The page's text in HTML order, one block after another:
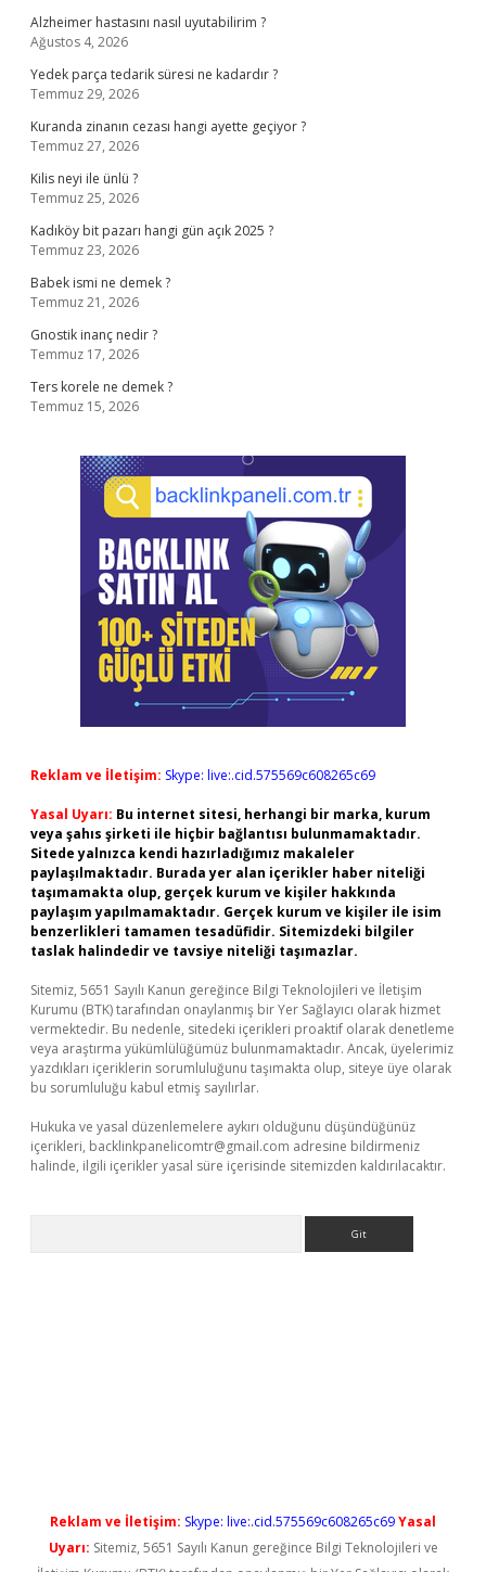
Alzheimer hastasını nasıl uyutabilirim ?
Ağustos 4, 2026
Yedek parça tedarik süresi ne kadardır ?
Temmuz 29, 2026
Kuranda zinanın cezası hangi ayette geçiyor ?
Temmuz 27, 2026
Kilis neyi ile ünlü ?
Temmuz 25, 2026
Kadıköy bit pazarı hangi gün açık 2025 ?
Temmuz 23, 2026
Babek ismi ne demek ?
Temmuz 21, 2026
Gnostik inanç nedir ?
Temmuz 17, 2026
Ters korele ne demek ?
Temmuz 15, 2026
Reklam ve İletişim: Skype: live:.cid.575569c608265c69
Yasal Uyarı: Bu internet sitesi, herhangi bir marka, kurum
veya şahıs şirketi ile hiçbir bağlantısı bulunmamaktadır.
Sitede yalnızca kendi hazırladığımız makaleler
paylaşılmaktadır. Burada yer alan içerikler haber niteliği
taşımamakta olup, gerçek kurum ve kişiler hakkında
paylaşım yapılmamaktadır. Gerçek kurum ve kişiler ile isim
benzerlikleri tamamen tesadüfidir. Sitemizdeki bilgiler
taslak halindedir ve tavsiye niteliği taşımazlar.
Sitemiz, 5651 Sayılı Kanun gereğince Bilgi Teknolojileri ve İletişim
Kurumu (BTK) tarafından onaylanmış bir Yer Sağlayıcı olarak hizmet
vermektedir. Bu nedenle, sitedeki içerikleri proaktif olarak denetleme
veya araştırma yükümlülüğümüz bulunmamaktadır. Ancak, üyelerimiz
yazdıkları içeriklerin sorumluluğunu taşımakta olup, siteye üye olarak
bu sorumluluğu kabul etmiş sayılırlar.
Hukuka ve yasal düzenlemelere aykırı olduğunu düşündüğünüz
içerikleri, backlinkpanelicomtr@gmail.com adresine bildirmeniz
halinde, ilgili içerikler yasal süre içerisinde sitemizden kaldırılacaktır.
Reklam ve İletişim: Skype: live:.cid.575569c608265c69Yasal
Uyarı: Sitemiz, 5651 Sayılı Kanun gereğince Bilgi Teknolojileri ve